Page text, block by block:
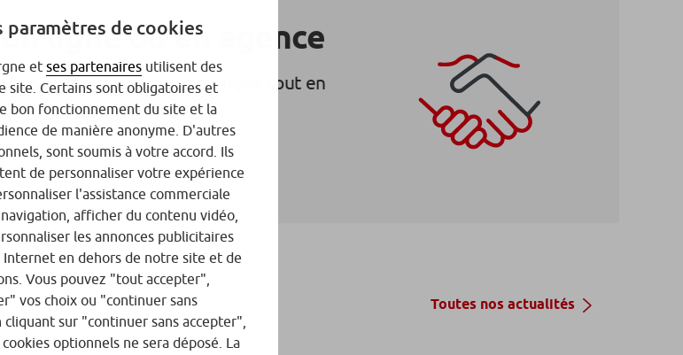
ligne ou en agence
des services en ligne tout en
Toutes nos actualités
paramètres de cookies
et ses partenaires utilisent des
site. Certains sont obligatoires et
bon fonctionnement du site et la
de manière anonyme. D'autres
sont soumis à votre accord. Ils
de personnaliser votre expérience
l'assistance commerciale
afficher du contenu vidéo,
les annonces publicitaires
en dehors de notre site et de
Vous pouvez "tout accepter",
vos choix ou "continuer sans
cliquant sur "continuer sans accepter",
cookies optionnels ne sera déposé. La